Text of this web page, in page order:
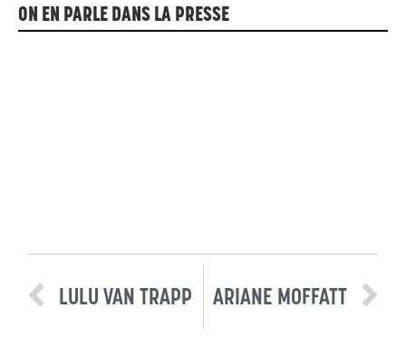
ON EN PARLE DANS LA PRESSE
LULU VAN TRAPP ARIANE MOFFATT